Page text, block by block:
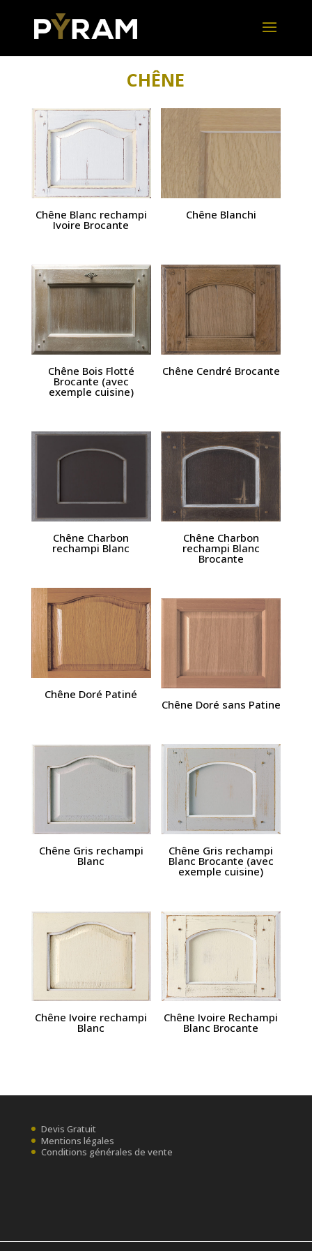
CHÊNE
Chêne Blanc rechampi
Ivoire Brocante
Chêne Blanchi
Chêne Bois Flotté
Brocante (avec
exemple cuisine)
Chêne Cendré Brocante
Chêne Charbon
rechampi Blanc
Chêne Charbon
rechampi Blanc
Brocante
Chêne Doré Patiné
Chêne Doré sans Patine
Chêne Gris rechampi
Blanc
Chêne Gris rechampi
Blanc Brocante (avec
exemple cuisine)
Chêne Ivoire rechampi
Blanc
Chêne Ivoire Rechampi
Blanc Brocante
Devis Gratuit
Mentions légales
Conditions générales de vente